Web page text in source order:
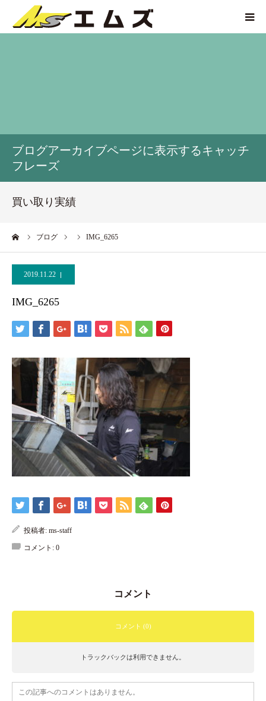
ブログアーカイブページに表示するキャッチ
フレーズ
買い取り実績
ブログ IMG_6265
2019.11.22
IMG_6265
投稿者: ms-staff
コメント: 0
コメント
コメント (0)
トラックバックは利用できません。
この記事へのコメントはありません。
サービス紹介
お問い合わせ